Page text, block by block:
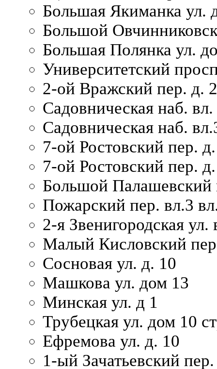
Большая Якиманка ул.
Большой
Большая Полянка ул.
Университетский
2-ой Вражский пер. д. 2
Садовническая наб.
Садовническая наб.
7-ой Ростовский пер.
7-ой Ростовский пер.
Большой Палашевский
Пожарский пер. вл.3
2-я Звенигородская ул.
Малый Кисловский
Сосновая ул. д. 10
Машкова ул. дом 13
Минская ул. д 1
Трубецкая ул. дом 10
Ефремова ул. д. 10
1-ый Зачатьевский